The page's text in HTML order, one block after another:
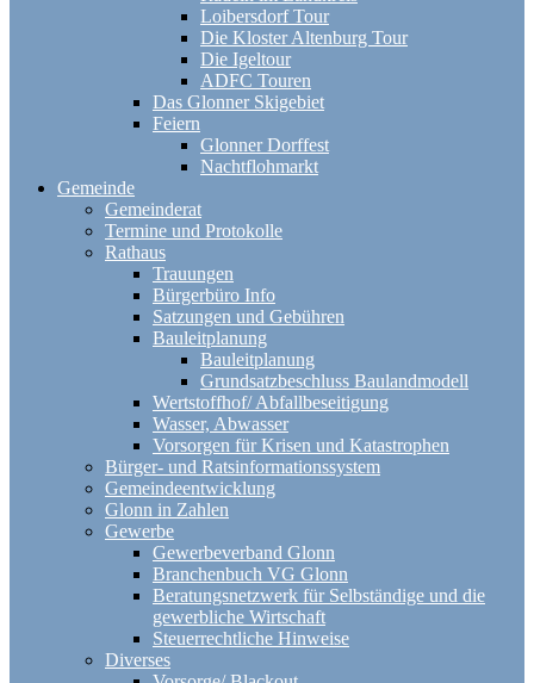
Loibersdorf Tour
Die Kloster Altenburg Tour
Die Igeltour
ADFC Touren
Das Glonner Skigebiet
Feiern
Glonner Dorffest
Nachtflohmarkt
Gemeinde
Gemeinderat
Termine und Protokolle
Rathaus
Trauungen
Bürgerbüro Info
Satzungen und Gebühren
Bauleitplanung
Bauleitplanung
Grundsatzbeschluss Baulandmodell
Wertstoffhof/ Abfallbeseitigung
Wasser, Abwasser
Vorsorgen für Krisen und Katastrophen
Bürger- und Ratsinformationssystem
Gemeindeentwicklung
Glonn in Zahlen
Gewerbe
Gewerbeverband Glonn
Branchenbuch VG Glonn
Beratungsnetzwerk für Selbständige und die
gewerbliche Wirtschaft
Steuerrechtliche Hinweise
Diverses